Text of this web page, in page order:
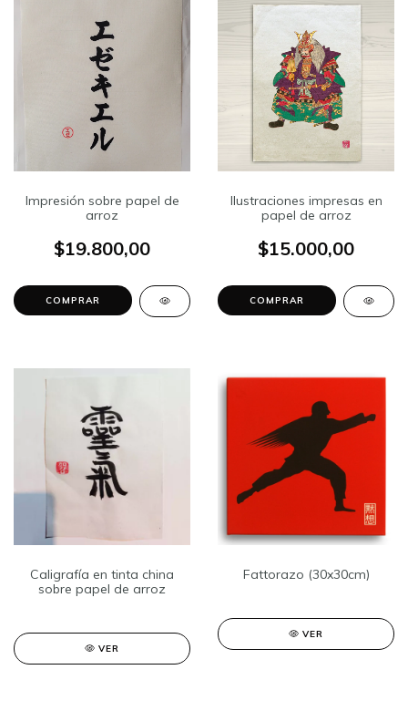
Impresión sobre papel de
arroz
$19.800,00
Ilustraciones impresas en
papel de arroz
$15.000,00
Caligrafía en tinta china
sobre papel de arroz
VER
Fattorazo (30x30cm)
VER